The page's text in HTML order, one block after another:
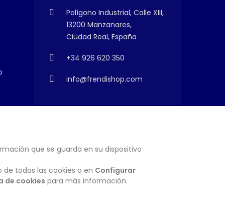
Polígono Industrial, Calle XIII,
13200 Manzanares,
Ciudad Real, España
+34 926 620 350
info@frendishop.com
SUSCRIBIRSE
que se guarda en su dispositivo
todas las cookies o en Configurar
de cookies para más información.